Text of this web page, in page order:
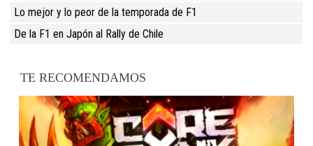
Lo mejor y lo peor de la temporada de F1
De la F1 en Japón al Rally de Chile
TE RECOMENDAMOS